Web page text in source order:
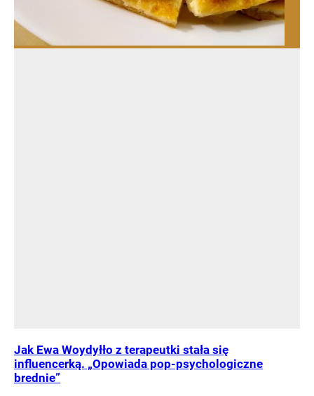
Jak Ewa Woydyłło z terapeutki stała się
influencerką. „Opowiada pop-psychologiczne
brednie”